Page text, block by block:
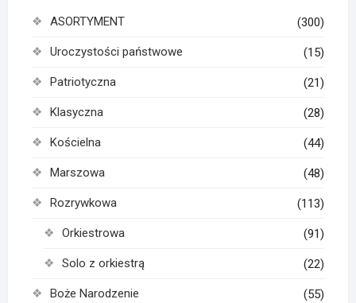
ASORTYMENT (300)
Uroczystości państwowe (15)
Patriotyczna (21)
Klasyczna (28)
Kościelna (44)
Marszowa (48)
Rozrywkowa (113)
Orkiestrowa (91)
Solo z orkiestrą (22)
Boże Narodzenie (55)